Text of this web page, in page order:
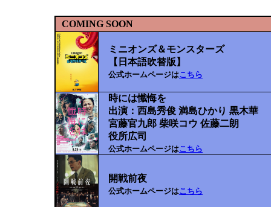
COMING SOON
ミニオンズ＆モンスターズ
【日本語吹替版】
公式ホームページはこちら
時には懺悔を
出演：西島秀俊 満島ひかり 黒木華
宮藤官九郎 柴咲コウ 佐藤二朗
役所広司
公式ホームページはこちら
開戦前夜
公式ホームページはこちら